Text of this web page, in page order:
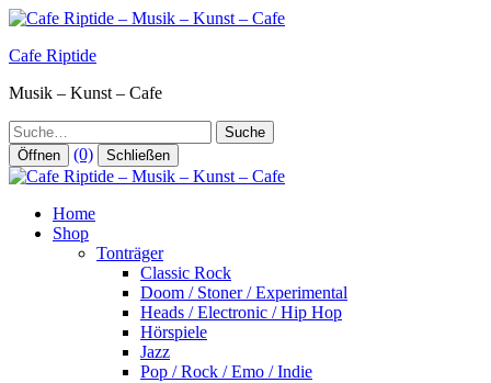
Zum
springen
Cafe Riptide
Musik – Kunst – Cafe
Suche
Öffnen (0) Schließen
Home
Shop
Tonträger
Classic Rock
Doom / Stoner / Experimental
Heads / Electronic / Hip Hop
Hörspiele
Jazz
Pop / Rock / Emo / Indie